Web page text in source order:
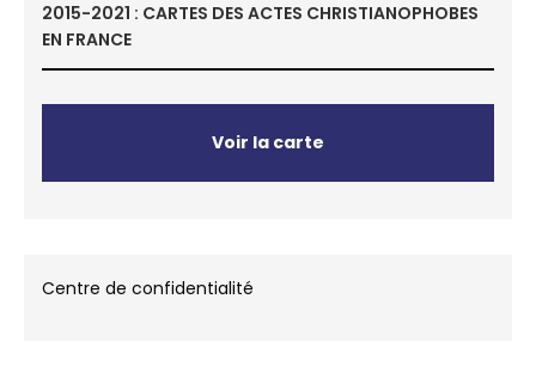
2015-2021 : CARTES DES ACTES CHRISTIANOPHOBES
EN FRANCE
Voir la carte
Centre de confidentialité